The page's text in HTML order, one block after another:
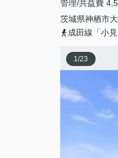
管理/共益費
茨城県神栖市
成田線「小
1/23